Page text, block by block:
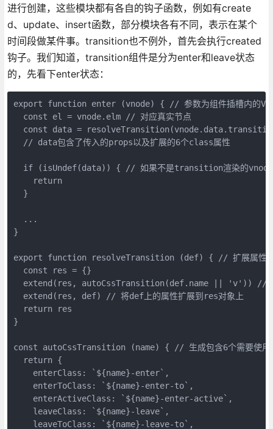
进行创建，这些模块都有各自的钩子函数，例如有create
d、update、insert函数，部分模块各有不同，表示在某个
时间段做某件事。transition也不例外，首先会执行created
钩子。我们知道，transition组件是分为enter和leave状态
的，先看下enter状态：
export function enter (vnode) { // 参数为组件插槽内的
  const el = vnode.elm // 对应真实节点
const data =
  // data包含了传入的props以及扩展的6个class属性
if (isUndef(data)) { // 如果不是transition渲染的vnode
    return
  }
  ...
}
export function resolveTransition (def) { // 扩展属性
  const res = {}
extend(res, autoCssTransition(def.name || 'v')) //
  extend(res, def) // 将def上的属性扩展到res对象上
  return res
}
const autoCssTransition (name) { // 生成包含6个需要使用
  return {
    enterClass: `${name}-enter`,
    enterToClass: `${name}-enter-to`,
    enterActiveClass: `${name}-enter-active`,
    leaveClass: `${name}-leave`,
    leaveToClass: `${name}-leave-to`,